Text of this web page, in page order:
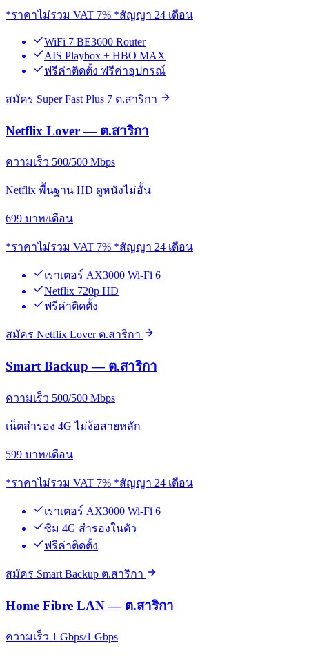
*ราคาไม่รวม VAT 7% *สัญญา 24 เดือน
WiFi 7 BE3600 Router
AIS Playbox + HBO MAX
ฟรีค่าติดตั้ง ฟรีค่าอุปกรณ์
สมัคร Super Fast Plus 7 ต.สาริกา
Netflix Lover — ต.สาริกา
ความเร็ว 500/500 Mbps
Netflix พื้นฐาน HD ดูหนังไม่อั้น
699 บาท/เดือน
*ราคาไม่รวม VAT 7% *สัญญา 24 เดือน
เราเตอร์ AX3000 Wi-Fi 6
Netflix 720p HD
ฟรีค่าติดตั้ง
สมัคร Netflix Lover ต.สาริกา
Smart Backup — ต.สาริกา
ความเร็ว 500/500 Mbps
เน็ตสำรอง 4G ไม่ง้อสายหลัก
599 บาท/เดือน
*ราคาไม่รวม VAT 7% *สัญญา 24 เดือน
เราเตอร์ AX3000 Wi-Fi 6
ซิม 4G สำรองในตัว
ฟรีค่าติดตั้ง
สมัคร Smart Backup ต.สาริกา
Home Fibre LAN — ต.สาริกา
ความเร็ว 1 Gbps/1 Gbps